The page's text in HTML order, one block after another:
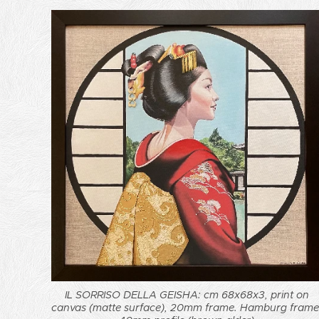
IL SORRISO DELLA GEISHA: cm 68x68x3, print on
canvas (matte surface), 20mm frame. Hamburg